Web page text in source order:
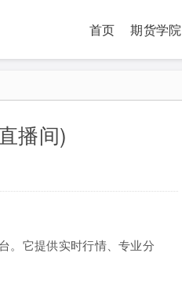
首页 期货学院
播间)
。它提供实时行情、专业分